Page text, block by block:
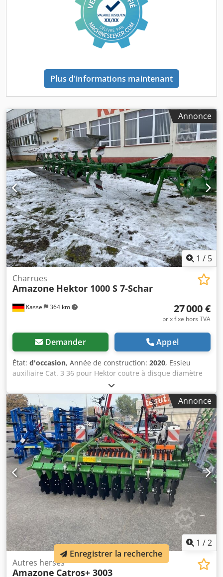
Plus d'informations maintenant
Annonce
1 / 5
Kassel 364 km
Charrues
Amazone Hektor 1000 S 7-Schar
27 000 €
prix fixe hors TVA
Demander Appel
État: d'occasion, Année de construction: 2020, Essieu
auxiliaire Cat. 3 36 pour Hektor coutre à disque diamètre
500 pour déclenchement hydraulique des pierres /
déchaumeur lourd G1 réglable Prédisque Éclairage arrière
LED Signalisation avant / Antivol Homologation CE 40 km/h
- Charrue entièrement tournante à atteler - RH 82 / Évolutif
Dsdpfx Aijthk U Tjdock
Annonce
1 /2
Autres herses
Amazone Catros+ 3003
Enregistrer la recherche